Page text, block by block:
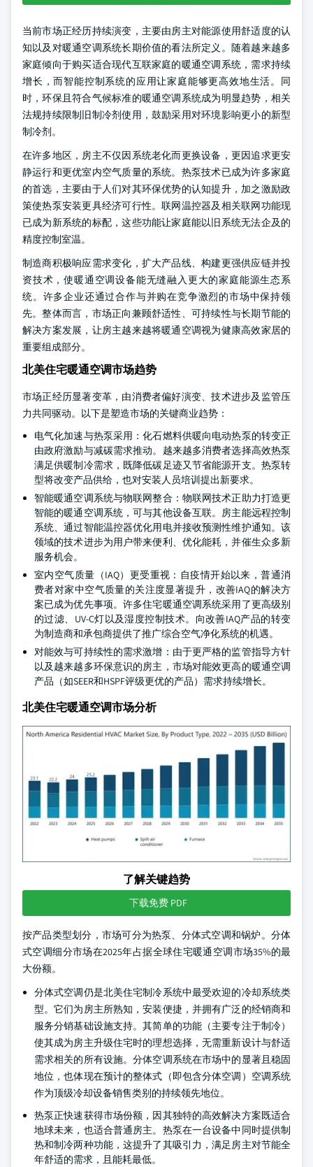
当前市场正经历持续演变，主要由房主对能源使用舒适度的认
知以及对暖通空调系统长期价值的看法所定义。随着越来越多
家庭倾向于购买适合现代互联家庭的暖通空调系统，需求持续
增长，而智能控制系统的应用让家庭能够更高效地生活。同
时，环保且符合气候标准的暖通空调系统成为明显趋势，相关
法规持续限制旧制冷剂使用，鼓励采用对环境影响更小的新型
制冷剂。
在许多地区，房主不仅因系统老化而更换设备，更因追求更安
静运行和更优室内空气质量的系统。热泵技术已成为许多家庭
的首选，主要由于人们对其环保优势的认知提升，加之激励政
策使热泵安装更具经济可行性。联网温控器及相关联网功能现
已成为新系统的标配，这些功能让家庭能以旧系统无法企及的
精度控制室温。
制造商积极响应需求变化，扩大产品线、构建更强供应链并投
资技术，使暖通空调设备能无缝融入更大的家庭能源生态系
统。许多企业还通过合作与并购在竞争激烈的市场中保持领
先。整体而言，市场正向兼顾舒适性、可持续性与长期节能的
解决方案发展，让房主越来越将暖通空调视为健康高效家居的
重要组成部分。
北美住宅暖通空调市场趋势
市场正经历显著变革，由消费者偏好演变、技术进步及监管压
力共同驱动。以下是塑造市场的关键商业趋势：
电气化加速与热泵采用：化石燃料供暖向电动热泵的转变正
由政府激励与减碳需求推动。越来越多消费者选择高效热泵
满足供暖制冷需求，既降低碳足迹又节省能源开支。热泵转
型将改变产品供给，也对安装人员培训提出新要求。
智能暖通空调系统与物联网整合：物联网技术正助力打造更
智能的暖通空调系统，可与其他设备互联。房主能远程控制
系统、通过智能温控器优化用电并接收预测性维护通知。该
领域的技术进步为用户带来便利、优化能耗，并催生众多新
服务机会。
室内空气质量（IAQ）更受重视：自疫情开始以来，普通消
费者对家中空气质量的关注度显著提升，改善IAQ的解决方
案已成为优先事项。许多住宅暖通空调系统采用了更高级别
的过滤、UV-C灯以及湿度控制技术。向改善IAQ产品的转变
为制造商和承包商提供了推广综合空气净化系统的机遇。
对能效与可持续性的需求激增：由于更严格的监管指导方针
以及越来越多环保意识的房主，市场对能效更高的暖通空调
产品（如SEER和HSPF评级更优的产品）需求持续增长。
北美住宅暖通空调市场分析
了解关键趋势
下载免费 PDF
按产品类型划分，市场可分为热泵、分体式空调和锅炉。分体
式空调细分市场在2025年占据全球住宅暖通空调市场35%的最
大份额。
分体式空调仍是北美住宅制冷系统中最受欢迎的冷却系统类
型。它们为房主所熟知，安装便捷，并拥有广泛的经销商和
服务分销基础设施支持。其简单的功能（主要专注于制冷）
使其成为房主升级住宅时的理想选择，无需重新设计与舒适
需求相关的所有设施。分体空调系统在市场中的显著且稳固
地位，也体现在预计的整体式（即包含分体空调）空调系统
作为顶级冷却设备销售类别的持续领先地位。
热泵正快速获得市场份额，因其独特的高效解决方案既适合
地球未来，也适合普通房主。热泵在一台设备中同时提供制
热和制冷两种功能，这提升了其吸引力，满足房主对节能全
年舒适的需求，且能耗最低。